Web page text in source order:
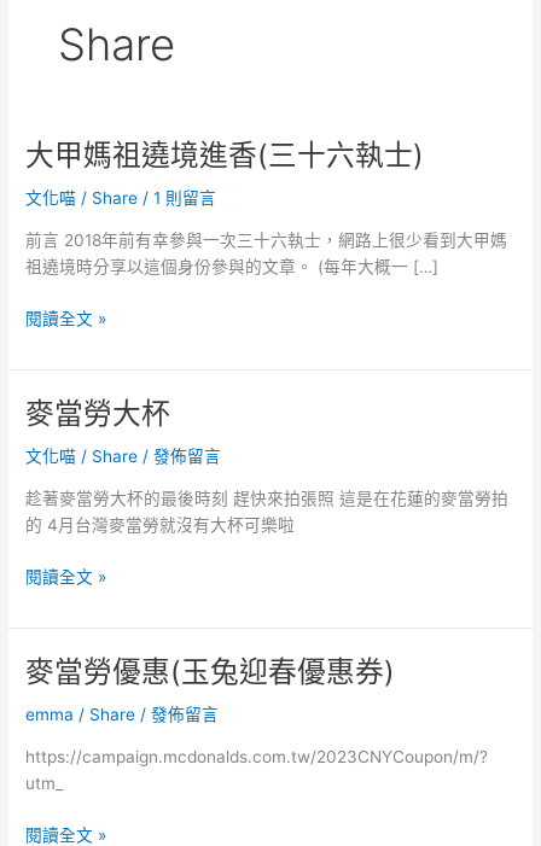
Share
大甲媽祖遶境進香(三十六執士)
文化喵/ Share /1 則留言
前言 2018年前有幸參與一次三十六執士，網路上很少看到大甲媽
祖遶境時分享以這個身份參與的文章。 (每年大概一 […]
大
媽
祖
遶
境
香
(三
六
閱讀全文 »
麥當勞大杯
文化喵/ Share /發佈留言
趁著麥當勞大杯的最後時刻 趕快來拍張照 這是在花蓮的麥當勞拍
的 4月台灣麥當勞就沒有大杯可樂啦
麥
勞
大
杯
閱讀全文 »
麥當勞優惠(玉兔迎春優惠券)
emma/ Share /發佈留言
https://campaign.mcdonalds.com.tw/2023CNYCoupon/m/?
utm_
麥
閱讀全文 »